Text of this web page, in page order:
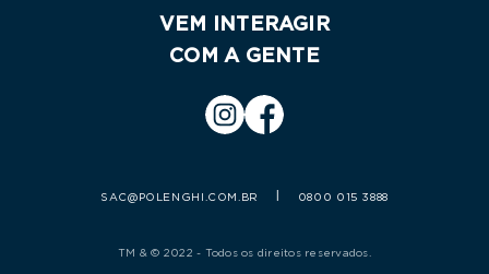
VEM INTERAGIR
COM A GENTE
SAC@POLENGHI.COM.BR 0800 015 3888
TM & © 2022 - Todos os direitos reservados.